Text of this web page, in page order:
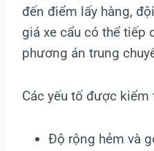
đến điểm lấy hàng,
giá xe cẩu có thể tiếp
phương án trung
Các yếu tố được kiểm
Độ rộng hẻm và